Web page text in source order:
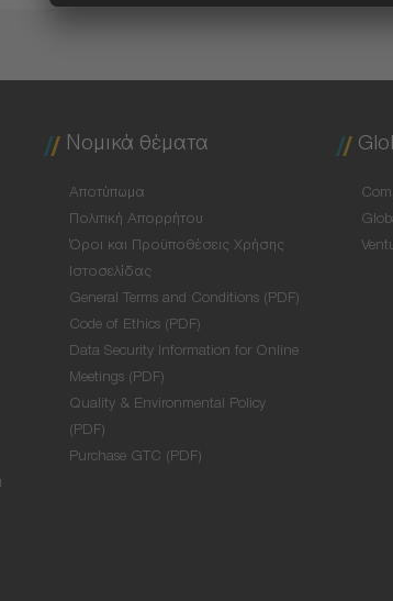
Νομικά θέματα
Αποτύπωμα
Πολιτική Απορρήτου
Όροι και Προϋποθέσεις Χρήσης
Ιστοσελίδας
General Terms and Conditions (PDF)
Code of Ethics (PDF)
Data Security Information for Online
Meetings (PDF)
Quality & Environmental Policy
(PDF)
Purchase GTC (PDF)